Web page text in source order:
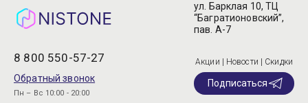
8 800 550-57-27
Обратный звонок
Пн – Вс 10:00 - 20:00
ул. Барклая 10, ТЦ
“Багратионовский”,
пав. А-7
Акции | Новости | Скидки
Подписаться